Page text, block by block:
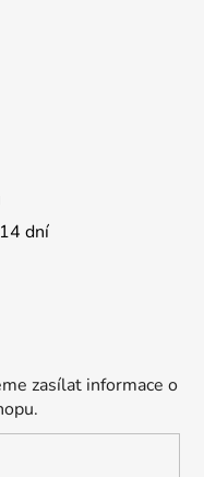
dní
zasílat informace o